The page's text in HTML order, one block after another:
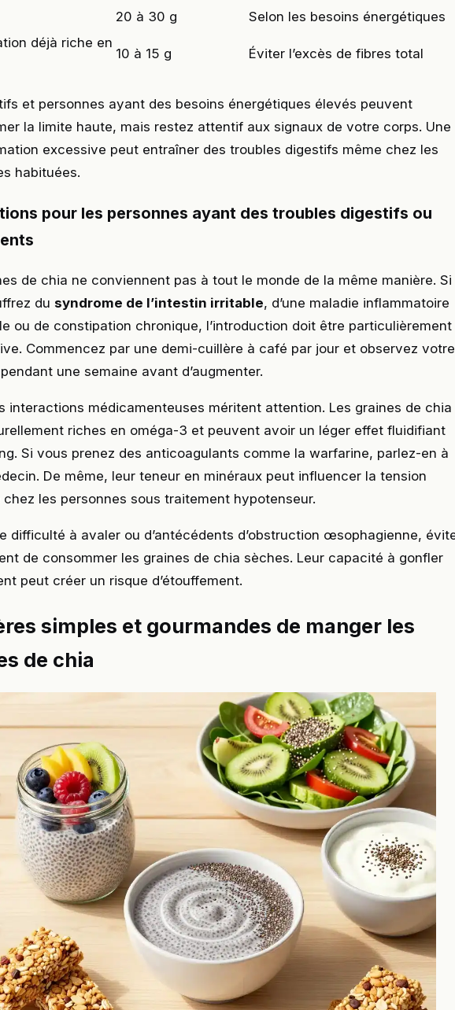
20 à 30 g
Selon les besoins énergétiques
déjà riche en
10 à 15 g Éviter l’excès de fibres total
et personnes ayant des besoins énergétiques élevés peuvent
la limite haute, mais restez attentif aux signaux de votre corps. Une
excessive peut entraîner des troubles digestifs même chez les
habituées.
pour les personnes ayant des troubles digestifs ou
de chia ne conviennent pas à tout le monde de la même manière. Si
du syndrome de l’intestin irritable, d’une maladie inflammatoire
ou de constipation chronique, l’introduction doit être particulièrement
Commencez par une demi-cuillère à café par jour et observez votre
une semaine avant d’augmenter.
interactions médicamenteuses méritent attention. Les graines de chia
riches en oméga-3 et peuvent avoir un léger effet fluidifiant
Si vous prenez des anticoagulants comme la warfarine, parlez-en à
De même, leur teneur en minéraux peut influencer la tension
chez les personnes sous traitement hypotenseur.
difficulté à avaler ou d’antécédents d’obstruction œsophagienne,
de consommer les graines de chia sèches. Leur capacité à gonfler
peut créer un risque d’étouffement.
simples et gourmandes de manger les
de chia